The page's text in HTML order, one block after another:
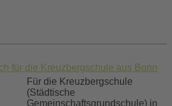
für die Kreuzbergschule aus Bonn
Für die Kreuzbergschule
(Städtische
Gemeinschaftsgrundschule) in